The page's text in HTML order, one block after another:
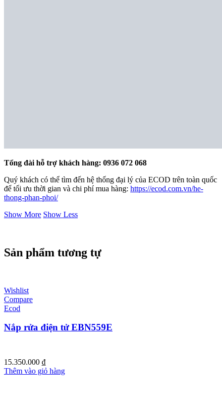
Tổng đài hỗ trợ khách hàng: 0936 072 068
Quý khách có thể tìm đến hệ thống đại lý của ECOD trên toàn quốc
để tối ưu thời gian và chi phí mua hàng: https://ecod.com.vn/he-
thong-phan-phoi/
Show More Show Less
Sản phẩm tương tự
Wishlist
Compare
Ecod
Nắp rửa điện tử EBN559E
15.350.000 ₫
Thêm vào giỏ hàng